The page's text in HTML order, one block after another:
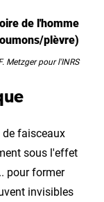
de l'homme
plèvre)
Metzger pour l'INRS
faisceaux
sous l'effet
pour former
invisibles